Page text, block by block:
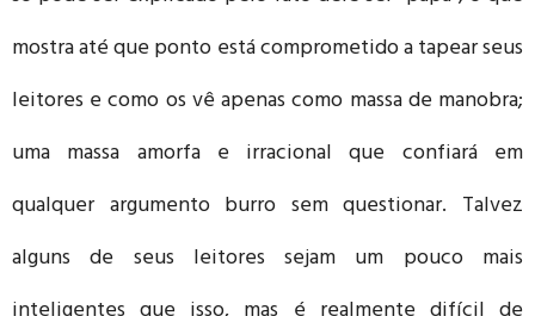
mostra até que ponto está comprometido a tapear seus
leitores e como os vê apenas como massa de manobra;
uma massa amorfa e irracional que confiará em
qualquer argumento burro sem questionar. Talvez
alguns de seus leitores sejam um pouco mais